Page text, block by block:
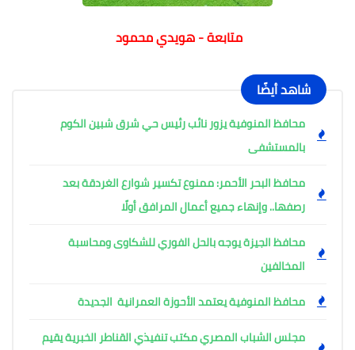
متابعة - هويدي محمود
شاهد أيضًا
محافظ المنوفية يزور نائب رئيس حي شرق شبين الكوم
بالمستشفى
محافظ البحر الأحمر: ممنوع تكسير شوارع الغردقة بعد
رصفها.. وإنهاء جميع أعمال المرافق أولًا
محافظ الجيزة يوجه بالحل الفوري للشكاوى ومحاسبة
المخالفين
محافظ المنوفية يعتمد الأحوزة العمرانية الجديدة
مجلس الشباب المصري مكتب تنفيذي القناطر الخبرية يقيم